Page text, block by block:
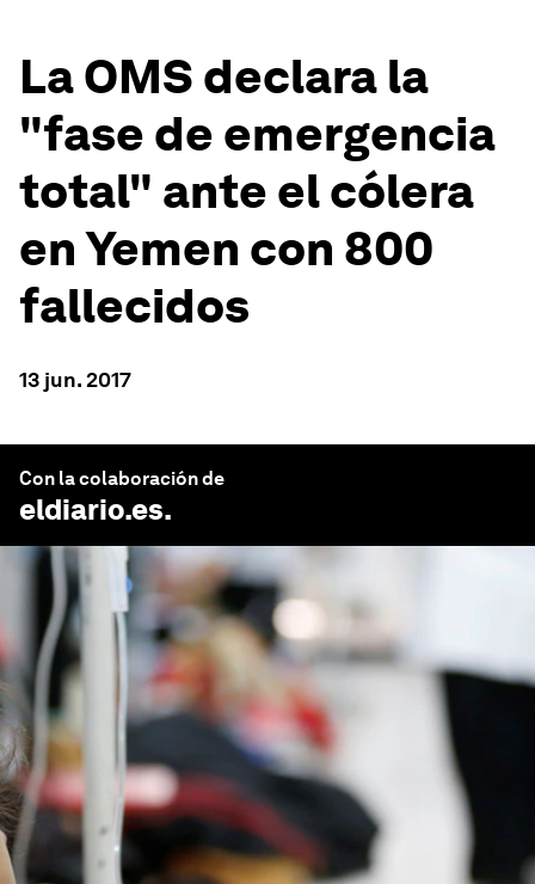
La OMS declara la
"fase de emergencia
total" ante el cólera
en Yemen con 800
fallecidos
13 jun. 2017
Con la colaboración de
eldiario.es.